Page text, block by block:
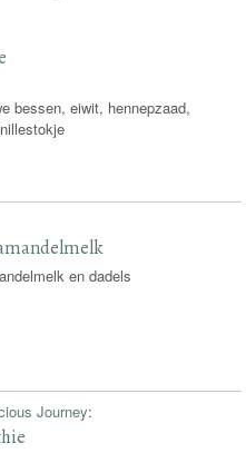
bessen, eiwit, hennepzaad,
en dadels
Journey: